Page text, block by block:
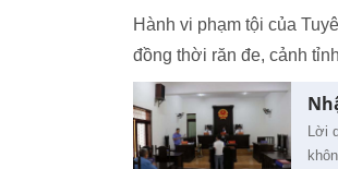
Hành vi phạm tội của
đồng thời răn đe, cảnh
Lời